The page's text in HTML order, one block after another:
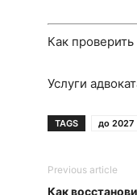
Как
Услуги
TAGS до 2027
Previous article
Как